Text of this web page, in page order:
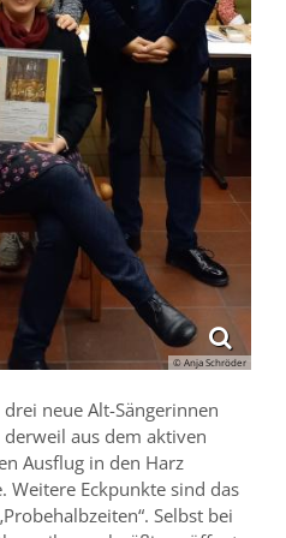
© Anja Schröder
neue Alt-Sängerinnen
aus dem aktiven
Ausflug in den Harz
Weitere Eckpunkte sind das
Selbst bei